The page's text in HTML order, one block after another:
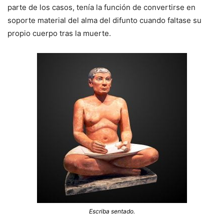
parte de los casos, tenía la función de convertirse en
soporte material del alma del difunto cuando faltase su
propio cuerpo tras la muerte.
Escriba sentado.